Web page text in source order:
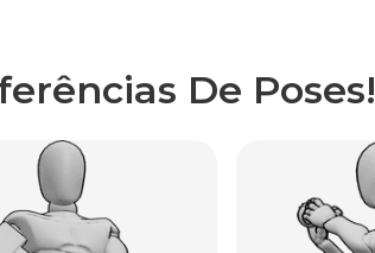
De Poses!